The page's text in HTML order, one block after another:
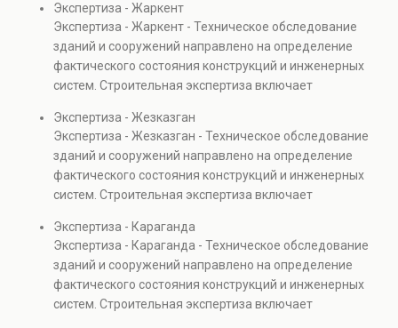
элементов и оценку эксплуатационной безопасности.
Услуга востребована при покупке недвижимости,
капитальном ремонте и реконструкции объектов, а
также при судебных разбирательствах и технических
проверках.
Экспертиза - Жаркент
Экспертиза - Жаркент - Техническое обследование
зданий и сооружений направлено на определение
фактического состояния конструкций и инженерных
систем. Строительная экспертиза включает
элементов и оценку эксплуатационной безопасности.
Услуга востребована при покупке недвижимости,
капитальном ремонте и реконструкции объектов, а
также при судебных разбирательствах и технических
проверках.
Экспертиза - Жезказган
Экспертиза - Жезказган - Техническое обследование
зданий и сооружений направлено на определение
фактического состояния конструкций и инженерных
систем. Строительная экспертиза включает
элементов и оценку эксплуатационной безопасности.
Услуга востребована при покупке недвижимости,
капитальном ремонте и реконструкции объектов, а
также при судебных разбирательствах и технических
проверках.
Экспертиза - Караганда
Экспертиза - Караганда - Техническое обследование
зданий и сооружений направлено на определение
фактического состояния конструкций и инженерных
систем. Строительная экспертиза включает